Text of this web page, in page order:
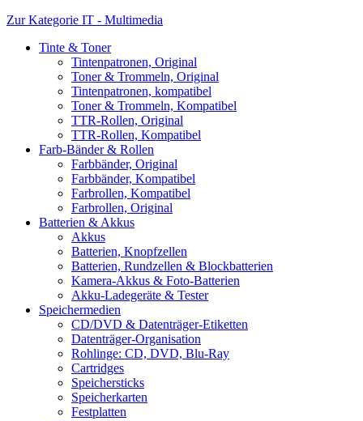
Zur Kategorie IT - Multimedia
Tinte & Toner
Tintenpatronen, Original
Toner & Trommeln, Original
Tintenpatronen, kompatibel
Toner & Trommeln, Kompatibel
TTR-Rollen, Original
TTR-Rollen, Kompatibel
Farb-Bänder & Rollen
Farbbänder, Original
Farbbänder, Kompatibel
Farbrollen, Kompatibel
Farbrollen, Original
Batterien & Akkus
Akkus
Batterien, Knopfzellen
Batterien, Rundzellen & Blockbatterien
Kamera-Akkus & Foto-Batterien
Akku-Ladegeräte & Tester
Speichermedien
CD/DVD & Datenträger-Etiketten
Datenträger-Organisation
Rohlinge: CD, DVD, Blu-Ray
Cartridges
Speichersticks
Speicherkarten
Festplatten